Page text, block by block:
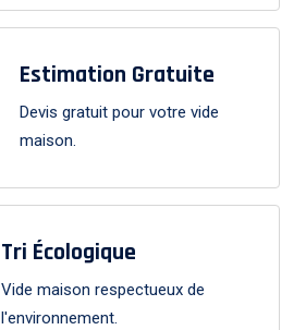
Estimation Gratuite
Devis gratuit pour votre vide
maison.
Tri Écologique
Vide maison respectueux de
l'environnement.